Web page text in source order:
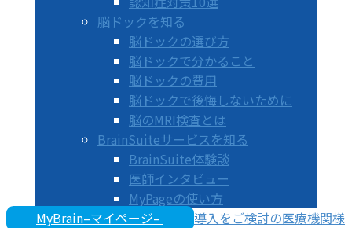
脳ドックを知る
脳ドックの選び方
脳ドックで分かること
脳ドックの費用
脳ドックで後悔しないために
脳のMRI検査とは
BrainSuiteサービスを知る
BrainSuite体験談
医師インタビュー
MyPageの使い方
MyBrain–マイページ–
導入をご検討の医療機関様